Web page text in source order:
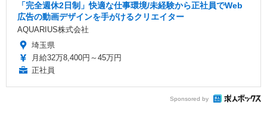
「完全週休2日制」快適な仕事環境/未経験から正社員でWeb
広告の動画デザインを手がけるクリエイター
AQUARIUS株式会社
埼玉県
月給32万8,400円～45万円
正社員
Sponsored by